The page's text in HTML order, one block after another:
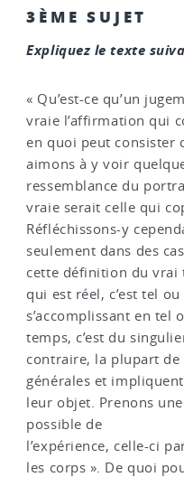
3ÈME SUJET
Expliquez le texte
« Qu’est-ce qu’un
vraie l’affirmation qui
en quoi peut consister
aimons à y voir
ressemblance du
vraie serait celle qui
Réfléchissons-y
seulement dans des
cette définition du vrai
qui est réel, c’est tel
s’accomplissant en tel
temps, c’est du
contraire, la plupart
générales et
leur objet. Prenons
possible de
l’expérience, celle-ci
les corps ». De quoi